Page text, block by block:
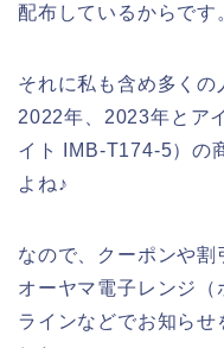
配布しているからです
それに私も含め多くの
2022年、2023年とア
イト IMB-T174-5）の
よね♪
なので、クーポンや割
オーヤマ電子レンジ
ラインなどでお知らせ